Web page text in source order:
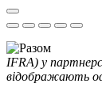
IFRA) у
відображають